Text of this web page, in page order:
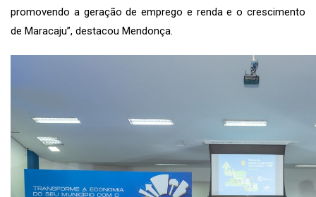
promovendo a geração de emprego e renda e o crescimento
de Maracaju”, destacou Mendonça.